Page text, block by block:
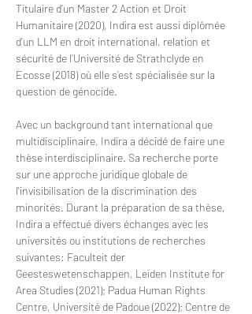
Titulaire d’un Master 2 Action et Droit
Humanitaire (2020), Indira est aussi diplômée
d’un LLM en droit international, relation et
sécurité de l’Université de Strathclyde en
Ecosse (2018) où elle s’est spécialisée sur la
question de génocide.
Avec un background tant international que
multidisciplinaire, Indira a décidé de faire une
thèse interdisciplinaire. Sa recherche porte
sur une approche juridique globale de
l'invisibilisation de la discrimination des
minorités. Durant la préparation de sa thèse,
Indira a effectué divers échanges avec les
universités ou institutions de recherches
suivantes: Faculteit der
Geesteswetenschappen, Leiden Institute for
Area Studies (2021); Padua Human Rights
Centre, Université de Padoue (2022); Centre de